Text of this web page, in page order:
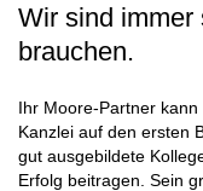
Spezialkenntnisse
KARRIERE
Wir sind
brauchen.
Ihr Moore-Partner
Kanzlei auf den ersten
gut ausgebildete
Erfolg beitragen. Sein